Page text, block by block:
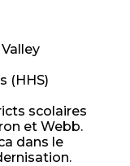
(HHS)
scolaires
et Webb.
dans le